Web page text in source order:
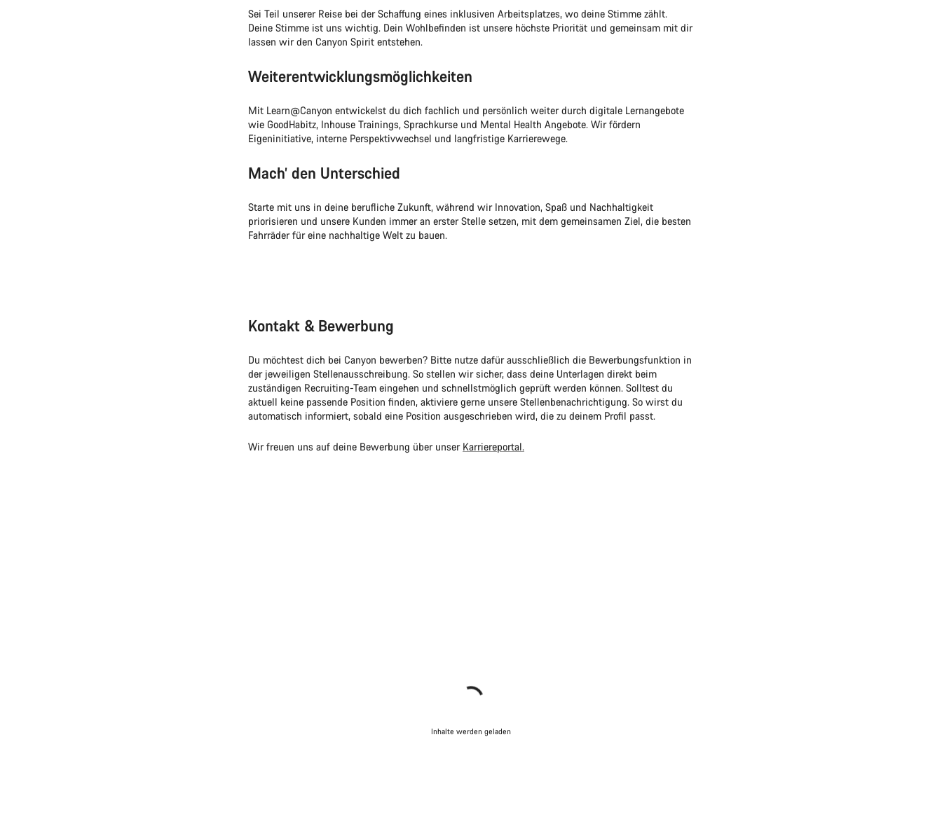
Sei Teil unserer Reise bei der Schaffung eines inklusiven Arbeitsplatzes, wo deine Stimme zählt.
Deine Stimme ist uns wichtig. Dein Wohlbefinden ist unsere höchste Priorität und gemeinsam mit dir
lassen wir den Canyon Spirit entstehen.
Weiterentwicklungsmöglichkeiten
Mit Learn@Canyon entwickelst du dich fachlich und persönlich weiter durch digitale Lernangebote
wie GoodHabitz, Inhouse Trainings, Sprachkurse und Mental Health Angebote. Wir fördern
Eigeninitiative, interne Perspektivwechsel und langfristige Karrierewege.
Mach’ den Unterschied
Starte mit uns in deine berufliche Zukunft, während wir Innovation, Spaß und Nachhaltigkeit
priorisieren und unsere Kunden immer an erster Stelle setzen, mit dem gemeinsamen Ziel, die besten
Fahrräder für eine nachhaltige Welt zu bauen.
Kontakt & Bewerbung
Du möchtest dich bei Canyon bewerben? Bitte nutze dafür ausschließlich die Bewerbungsfunktion in
der jeweiligen Stellenausschreibung. So stellen wir sicher, dass deine Unterlagen direkt beim
zuständigen Recruiting-Team eingehen und schnellstmöglich geprüft werden können. Solltest du
aktuell keine passende Position finden, aktiviere gerne unsere Stellenbenachrichtigung. So wirst du
automatisch informiert, sobald eine Position ausgeschrieben wird, die zu deinem Profil passt.
Wir freuen uns auf deine Bewerbung über unser Karriereportal.
Inhalte werden geladen